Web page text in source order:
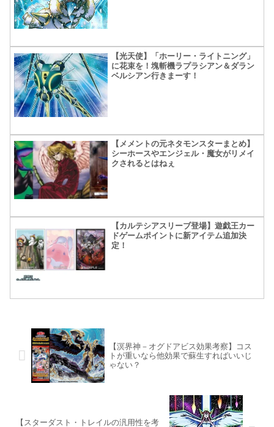
【光天使】「ホーリー・ライトニング」
に花束を！塊斬機ラプラシアン＆ダラン
ベルシアン行きまーす！
【メメントの元ネタモンスターまとめ】
シーホースやエンジェル・魔女がリメイ
クされるとはねぇ
【カルテシアスリーブ登場】遊戯王カー
ドゲームポイントに新アイテム追加決
定！
【溟界神－オグドアビス効果考察】コス
トが重いなら他効果で蘇生すればいいじ
ゃない？
【スターダスト・トレイルの汎用性を考